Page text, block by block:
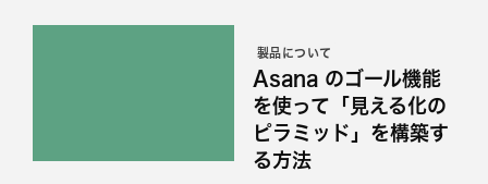
製品について
Asana のゴール機能
を使って「見える化の
ピラミッド」を構築す
る方法